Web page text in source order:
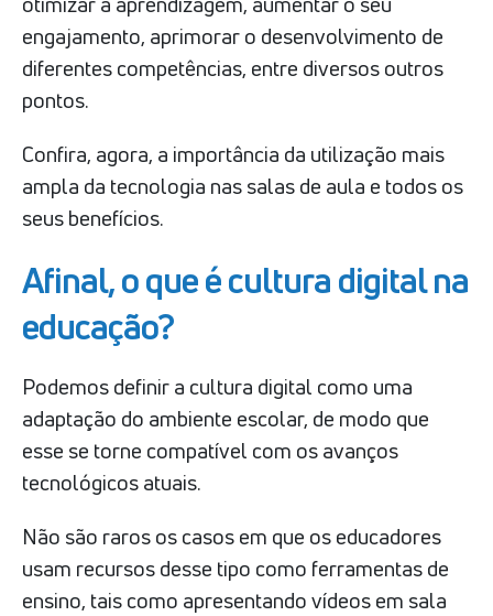
engajamento, aprimorar o desenvolvimento de
diferentes competências, entre diversos outros
pontos.
Confira, agora, a importância da utilização mais
ampla da tecnologia nas salas de aula e todos os
seus benefícios.
Afinal, o que é cultura digital na
educação?
Podemos definir a cultura digital como uma
adaptação do ambiente escolar, de modo que
esse se torne compatível com os avanços
tecnológicos atuais.
Não são raros os casos em que os educadores
usam recursos desse tipo como ferramentas de
ensino, tais como apresentando vídeos em sala